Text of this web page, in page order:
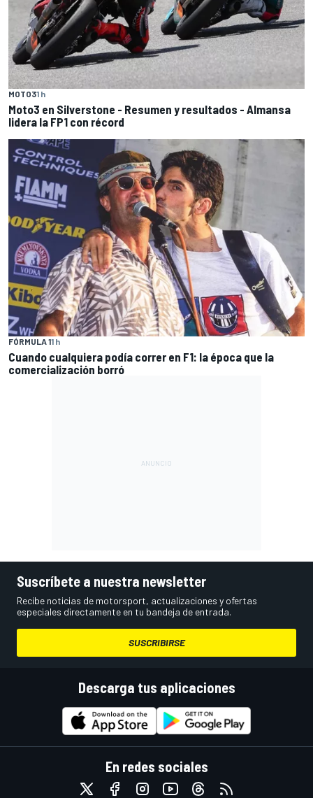
MOTO31 h
Moto3 en Silverstone - Resumen y resultados - Almansa
lidera la FP1 con récord
FÓRMULA 11 h
Cuando cualquiera podía correr en F1: la época que la
comercialización borró
Suscríbete a nuestra newsletter
Recibe noticias de motorsport, actualizaciones y ofertas
especiales directamente en tu bandeja de entrada.
SUSCRIBIRSE
Descarga tus aplicaciones
En redes sociales